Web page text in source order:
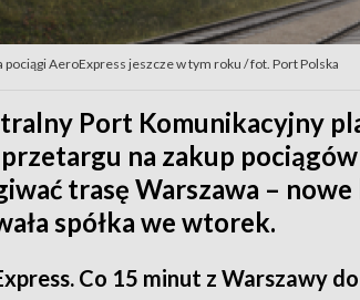
pociągi AeroExpress jeszcze w tym roku / fot. Port Polska
Port Komunikacyjny
na zakup
trasę Warszawa –
spółka we wtorek.
Co 15 minut z Warszawy